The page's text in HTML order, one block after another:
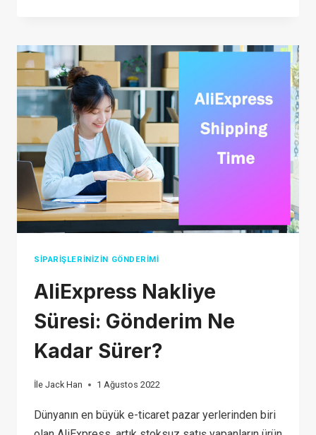
WHICH
PLATFORM
IS
RIGHT
FOR
YOU
IN
2026?
SIPARIŞLERINIZIN GÖNDERIMI
AliExpress Nakliye
Süresi: Gönderim Ne
Kadar Sürer?
İle Jack Han 1 Ağustos 2022
Dünyanın en büyük e-ticaret pazar yerlerinden biri